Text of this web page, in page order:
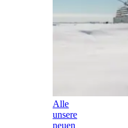
Alle
unsere
neuen